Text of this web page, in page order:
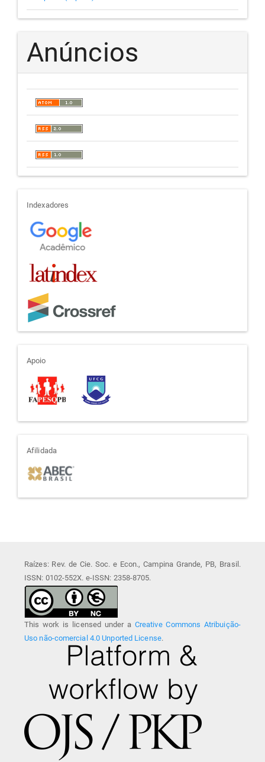
Anúncios
indexadores
Indexadores
apoio
Apoio
afiliada
Afilidada
Raízes: Rev. de Cie. Soc. e Econ., Campina Grande, PB, Brasil.
ISSN: 0102-552X. e-ISSN: 2358-8705.
This work is licensed under a Creative Commons Atribuição-
Uso não-comercial 4.0 Unported License.